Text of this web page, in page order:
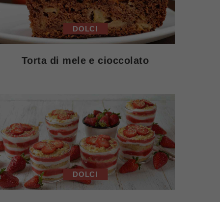
DOLCI
Torta di mele e cioccolato
DOLCI